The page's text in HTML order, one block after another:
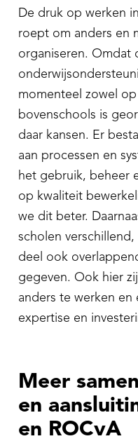
De druk op werken
roept om anders en
organiseren. Omdat
momenteel zowel
bovenschools is
daar kansen. Er
aan processen en
het gebruik, beheer
op kwaliteit
we dit beter.
scholen verschillend,
deel ook
gegeven. Ook hier
anders te werken en
expertise en
Meer
en
en ROCvA